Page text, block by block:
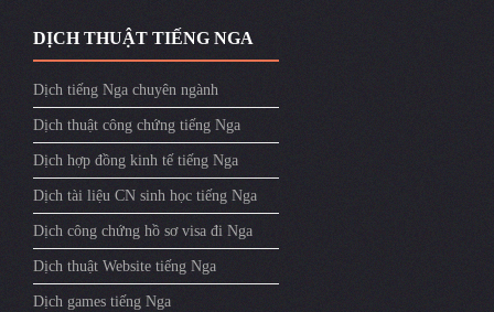
DỊCH THUẬT TIẾNG NGA
Dịch tiếng Nga chuyên ngành
Dịch thuật công chứng tiếng Nga
Dịch hợp đồng kinh tế tiếng Nga
Dịch tài liệu CN sinh học tiếng Nga
Dịch công chứng hồ sơ visa đi Nga
Dịch thuật Website tiếng Nga
Dịch games tiếng Nga